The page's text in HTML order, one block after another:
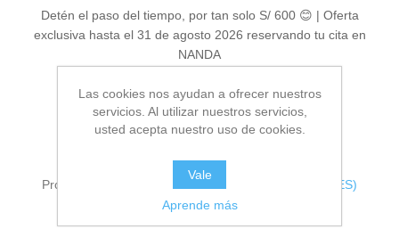
Detén el paso del tiempo, por tan solo S/ 600 😊 | Oferta
exclusiva hasta el 31 de agosto 2026 reservando tu cita en
NANDA
Sea el primero en revisar este producto
Proveedor: Piel y Salud Centro Estético (MIRAFLORES)
Las cookies nos ayudan a ofrecer nuestros
servicios. Al utilizar nuestros servicios,
usted acepta nuestro uso de cookies.
Vale
Aprende más